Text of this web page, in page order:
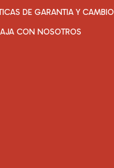
DE GARANTIA Y CAMBIO
CON NOSOTROS